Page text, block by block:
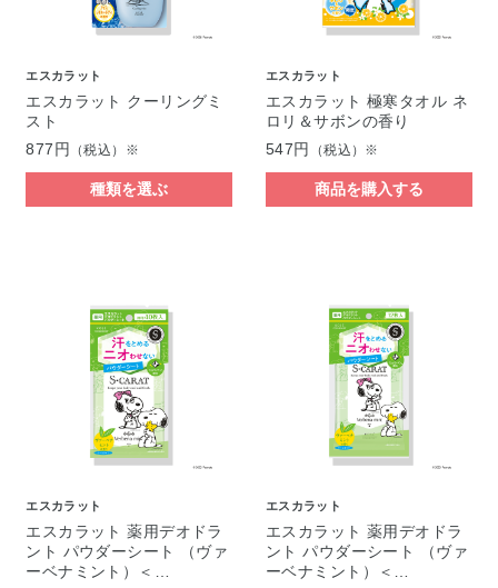
エスカラット
エスカラット クーリングミ
スト
877円
（税込）※
種類を選ぶ
エスカラット
エスカラット 極寒タオル ネ
ロリ＆サボンの香り
547円
（税込）※
商品を購入する
エスカラット
エスカラット 薬用デオドラ
ント パウダーシート （ヴァ
ーベナミント）＜…
エスカラット
エスカラット 薬用デオドラ
ント パウダーシート （ヴァ
ーベナミント）＜…